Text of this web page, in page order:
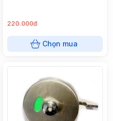
220.000đ
Chọn mua